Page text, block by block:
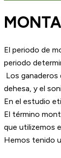
El periodo de
periodo
Los
dehesa, y el
En el estudio
El término
que utilizemos
Hemos tenido